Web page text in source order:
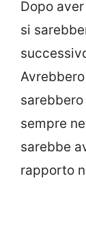
Dopo
si
sempre
sarebbe
rapporto